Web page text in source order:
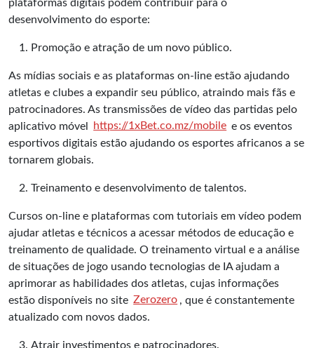
plataformas digitais podem contribuir para o
desenvolvimento do esporte:
Promoção e atração de um novo público.
As mídias sociais e as plataformas on-line estão ajudando
atletas e clubes a expandir seu público, atraindo mais fãs e
patrocinadores. As transmissões de vídeo das partidas pelo
aplicativo móvel
https://1xBet.co.mz/mobile e os eventos
esportivos digitais estão ajudando os esportes africanos a se
tornarem globais.
Treinamento e desenvolvimento de talentos.
Cursos on-line e plataformas com tutoriais em vídeo podem
ajudar atletas e técnicos a acessar métodos de educação e
treinamento de qualidade. O treinamento virtual e a análise
de situações de jogo usando tecnologias de IAajudam a
aprimorar as habilidades dos atletas, cujas informações
estão disponíveis no site Zerozero , que é constantemente
atualizado com novos dados.
Atrair investimentos e patrocinadores.